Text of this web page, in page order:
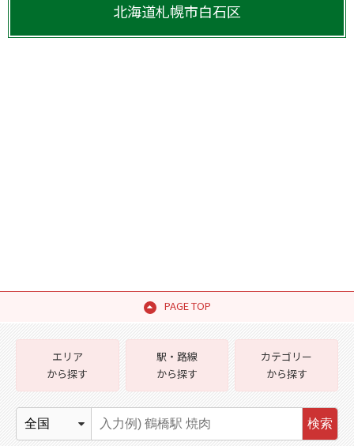
北海道札幌市白石区
PAGE TOP
エリア
から探す
駅・路線
から探す
カテゴリー
から探す
検索